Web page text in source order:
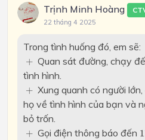
Trịnh Minh Hoàng
22 tháng 4 2025
Trong tình huống đó, em sẽ:
+
+
Quan sát đường, chạy
tình hình.
+
+
Xung quanh có người
họ về tình hình của bạn và
bỏ trốn.
+
+ Gọi điện thông báo đến